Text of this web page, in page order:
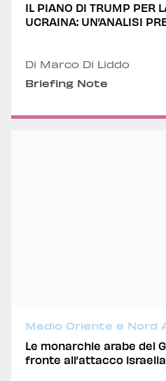
IL PIANO DI TRUMP PER
UCRAINA:
Di Marco Di Liddo
Briefing Note
Medio Oriente e Nord
Le monarchie arabe del
fronte all’attacco